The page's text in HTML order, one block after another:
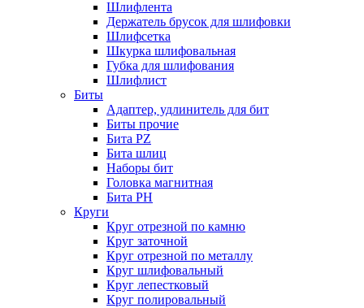
Шлифлента
Держатель брусок для шлифовки
Шлифсетка
Шкурка шлифовальная
Губка для шлифования
Шлифлист
Биты
Адаптер, удлинитель для бит
Биты прочие
Бита PZ
Бита шлиц
Наборы бит
Головка магнитная
Бита PH
Круги
Круг отрезной по камню
Круг заточной
Круг отрезной по металлу
Круг шлифовальный
Круг лепестковый
Круг полировальный